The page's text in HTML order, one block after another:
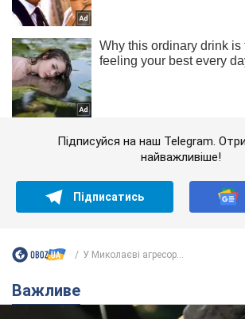
Підписуйся на наш Telegram.
найважливіше!
Підписатись
У Миколаєві агресор...
Важливе